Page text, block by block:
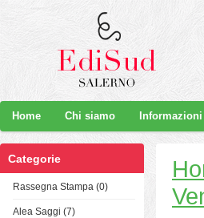
Home Chi siamo
Categorie
Rassegna Stampa (0)
Alea Saggi (7)